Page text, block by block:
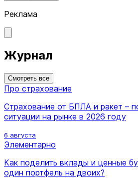
Реклама
Журнал
Смотреть все
Про страхование
Страхование от БПЛА и ракет –
ситуации на рынке в 2026 году
6 августа
Элементарно
Как поделить вклады и ценные
один портфель на двоих?